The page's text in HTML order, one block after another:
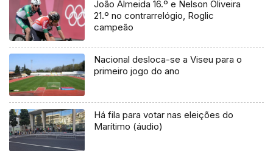
João Almeida 16.º e Nelson Oliveira
21.º no contrarrelógio, Roglic
campeão
Nacional desloca-se a Viseu para o
primeiro jogo do ano
Há fila para votar nas eleições do
Marítimo (áudio)